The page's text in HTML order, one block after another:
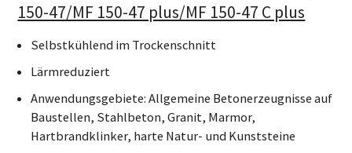
150-47/MF 150-47 plus/MF 150-47 C plus
Selbstkühlend im Trockenschnitt
Lärmreduziert
Anwendungsgebiete: Allgemeine Betonerzeugnisse auf
Baustellen, Stahlbeton, Granit, Marmor,
Hartbrandklinker, harte Natur- und Kunststeine